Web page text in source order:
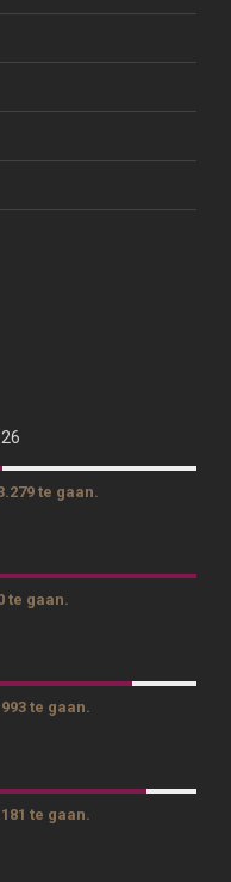
te gaan.
te gaan.
te gaan.
te gaan.